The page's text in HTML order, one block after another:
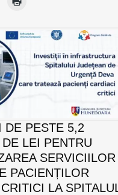
DE PESTE 5,2
LEI PENTRU
SERVICIILOR
PACIENȚILOR
LA